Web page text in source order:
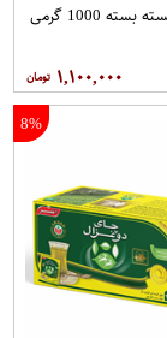
چای سیاه شکسته بسته 1000 گرمی
۱,۱۰۰,۰۰۰
8%